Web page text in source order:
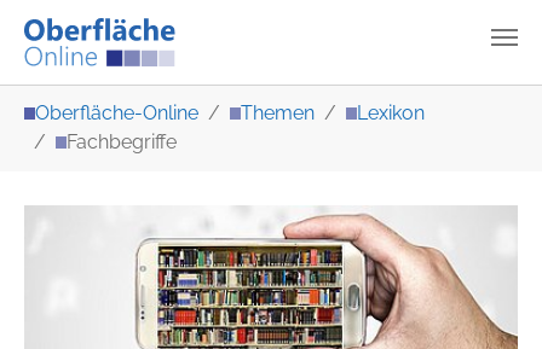
Oberfläche-Online Themen
Lexikon
Fachbegriffe